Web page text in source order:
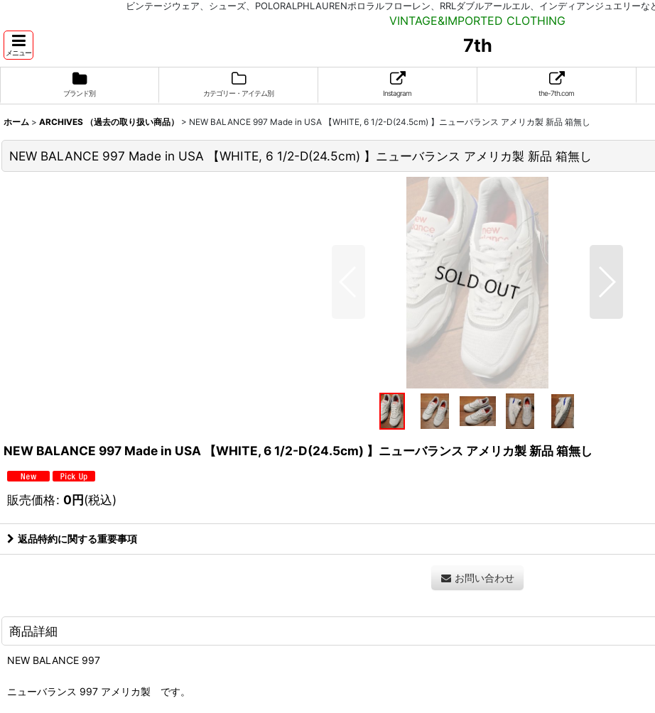
ビンテージウェア、シューズ、POLORALPHLAURENポロラルフローレン、RRLダブルアールエル、インディアンジュエリーな
VINTAGE&IMPORTED CLOTHING
メニュー 7th
ブランド別 カテゴリー・アイテム別 Instagram the-7th.com
ホーム > ARCHIVES （過去の取り扱い商品） > NEW BALANCE 997 Made in USA 【WHITE, 6 1/2-D(24.5cm) 】ニューバランス アメリカ製 新品 箱無し
NEW BALANCE 997 Made in USA 【WHITE, 6 1/2-D(24.5cm) 】ニューバランス アメリカ製 新品 箱無し
NEW BALANCE 997 Made in USA 【WHITE, 6 1/2-D(24.5cm) 】ニューバランス アメリカ製 新品 箱無し
販売価格: 0円(税込)
返品特約に関する重要事項
お問い合わせ
商品詳細
NEW BALANCE 997
ニューバランス 997 アメリカ製 です。